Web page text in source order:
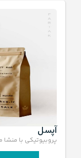
آپسل
پروبیوتیکی با منشا